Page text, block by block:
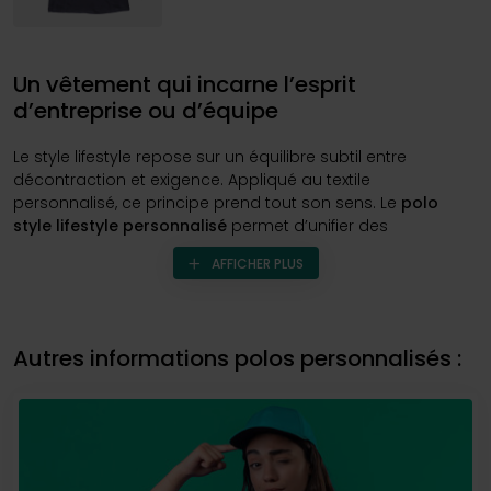
Un vêtement qui incarne l’esprit
d’entreprise ou d’équipe
Le style lifestyle repose sur un équilibre subtil entre
décontraction et exigence. Appliqué au textile
personnalisé, ce principe prend tout son sens. Le polo
style lifestyle personnalisé permet d’unifier des
collaborateurs ou des membres d’association autour d’un
vêtement commun, sans imposer de rigidité ou d’uniforme
ou les contextes événementiels.
Cepolodevient un élément clé de l’identité collective. Il
véhicule à la fois le nom, les couleurs et les valeurs d’une
structure. Porté au quotidien ou lors de temps forts, il
facilite la reconnaissance, valorise le sentiment
AFFICHER PLUS
Autres informations polos personnalisés :